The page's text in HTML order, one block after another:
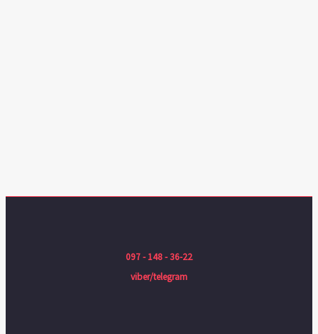
097 - 148 - 36-22
viber/telegram